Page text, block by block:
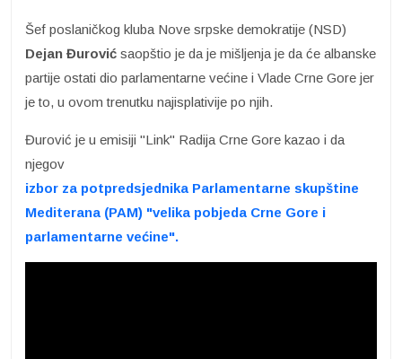
Šef poslaničkog kluba Nove srpske demokratije (NSD)
Dejan Đurović saopštio je da je mišljenja je da će albanske
partije ostati dio parlamentarne većine i Vlade Crne Gore jer
je to, u ovom trenutku najisplativije po njih.
Đurović je u emisiji "Link" Radija Crne Gore kazao i da
njegov
izbor za potpredsjednika Parlamentarne skupštine
Mediterana (PAM) "velika pobjeda Crne Gore i
parlamentarne većine".